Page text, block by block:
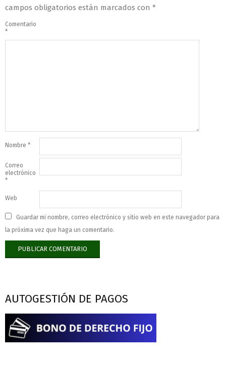
campos obligatorios están marcados con *
Comentario
*
Nombre *
Correo
electrónico
*
Web
Guardar mi nombre, correo electrónico y sitio web en este navegador para
la próxima vez que haga un comentario.
AUTOGESTIÓN DE PAGOS